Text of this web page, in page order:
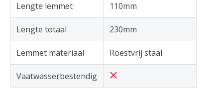
Lengte lemmet 110mm
Lengte totaal 230mm
Lemmet materiaal Roestvrij staal
Vaatwasserbestendig